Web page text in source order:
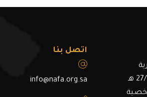
محافظة جدة في 27/10/1434 هـ
اتصل بنا
info@nafa.org.sa